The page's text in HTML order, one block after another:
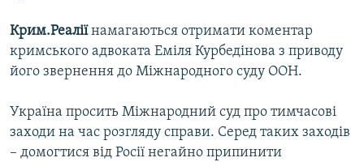
Крим.Реаліїнамагаються отримати коментар
кримського адвоката Еміля Курбедінова з приводу
його звернення до Міжнародного суду ООН.
Україна просить Міжнародний суд про тимчасові
заходи на час розгляду справи. Серед таких заходів
– домогтися від Росії негайно припинити